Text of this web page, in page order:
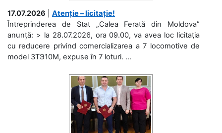
17.07.2026
Atenție – licitație!
Întreprinderea de Stat „Calea Ferată din Moldova”
anunță: > la 28.07.2026, ora 09.00, va avea loc licitaţia
cu reducere privind comercializarea a 7 locomotive de
model 3ТЭ10М, expuse în 7 loturi. ...